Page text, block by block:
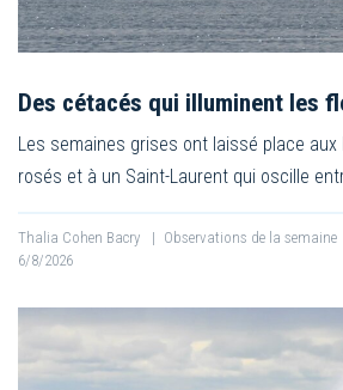
Des cétacés qui illuminent les
Les semaines grises ont laissé place aux
rosés et à un Saint-Laurent qui oscille
Thalia Cohen Bacry | Observations de la semaine
6/8/2026